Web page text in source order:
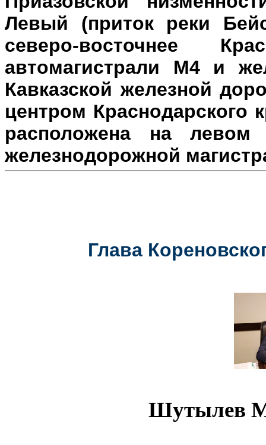
Левый (приток реки
северо-восточнее
автомагистрали М4 и
Кавказской железной
центром Краснодарского
расположена на левом
железнодорожной
Глава
Шутылев